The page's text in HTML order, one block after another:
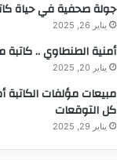
جولة صحفية في حياة
يناير 26, 2025
أمنية الطنطاوي .. كاتبة
يناير 20, 2025
مبيعات مؤلفات
كل التوقعات
يناير 29, 2025